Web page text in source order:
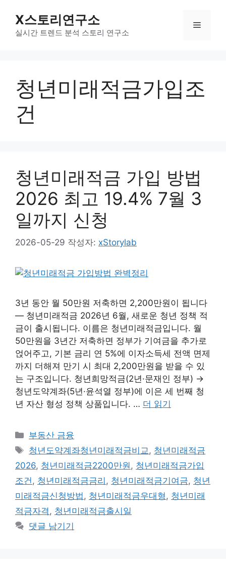
X스토리연구소
실시간 트렌드 분석 스토리 연구소
메
청년미래적금가입조
건
청년미래적금 가입 방법
2026 최고 19.4% 7월 3
일까지 신청
2026-05-29 작성자: xStorylab
3년 동안 월 50만원 저축하면 2,200만원이 됩니다
— 청년미래적금 2026년 6월, 새로운 청년 정책 적
금이 출시됩니다. 이름은 청년미래적금입니다. 월
50만원을 3년간 저축하면 정부가 기여금을 추가로
얹어주고, 기본 금리 연 5%에 이자소득세 전액 면제
까지 더해져 만기 시 최대 2,200만원을 받을 수 있
는 구조입니다. 청년희망적금(2년·문재인 정부) →
청년도약계좌(5년·윤석열 정부)에 이은 세 번째 청
년 자산 형성 정책 상품입니다. … 더 읽기
카
테
고
리
부동산 금융
태
그
청년도약계좌청년미래적금비교 , 청년미래적금
2026, 청년미래적금2200만원 , 청년미래적금가입
조건 , 청년미래적금금리 , 청년미래적금기여금, 청년
미래적금신청방법 , 청년미래적금우대형 , 청년미래
적금자격 , 청년미래적금출시일
댓글 남기기